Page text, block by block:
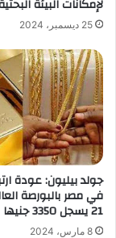
لإمكانات البيئة
25 ديسمبر، 2024
جولد بيليون: عودة
في مصر بالبورصة
21 يسجل 3350 جنيها
8 مارس، 2024